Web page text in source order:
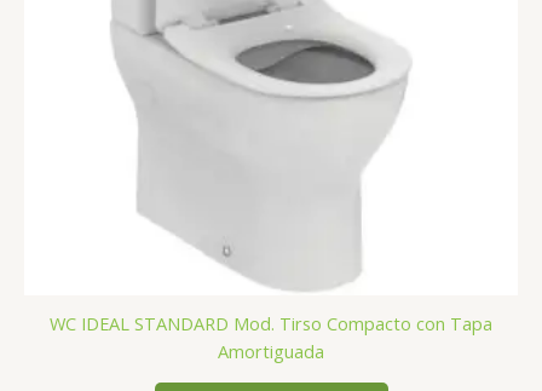
WC IDEAL STANDARD Mod. Tirso Compacto con Tapa
Amortiguada